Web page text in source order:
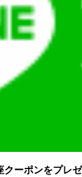
クーポンをプレ